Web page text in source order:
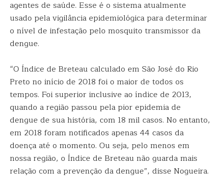
agentes de saúde. Esse é o sistema atualmente
usado pela vigilância epidemiológica para determinar
o nível de infestação pelo mosquito transmissor da
dengue.
“O Índice de Breteau calculado em São José do Rio
Preto no início de 2018 foi o maior de todos os
tempos. Foi superior inclusive ao índice de 2013,
quando a região passou pela pior epidemia de
dengue de sua história, com 18 mil casos. No entanto,
em 2018 foram notificados apenas 44 casos da
doença até o momento. Ou seja, pelo menos em
nossa região, o Índice de Breteau não guarda mais
relação com a prevenção da dengue”, disse Nogueira.